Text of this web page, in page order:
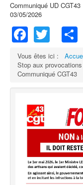
Communiqué UD CGT43
03/05/2026
Vous êtes ici :
Stop aux
Communiqué CGT43